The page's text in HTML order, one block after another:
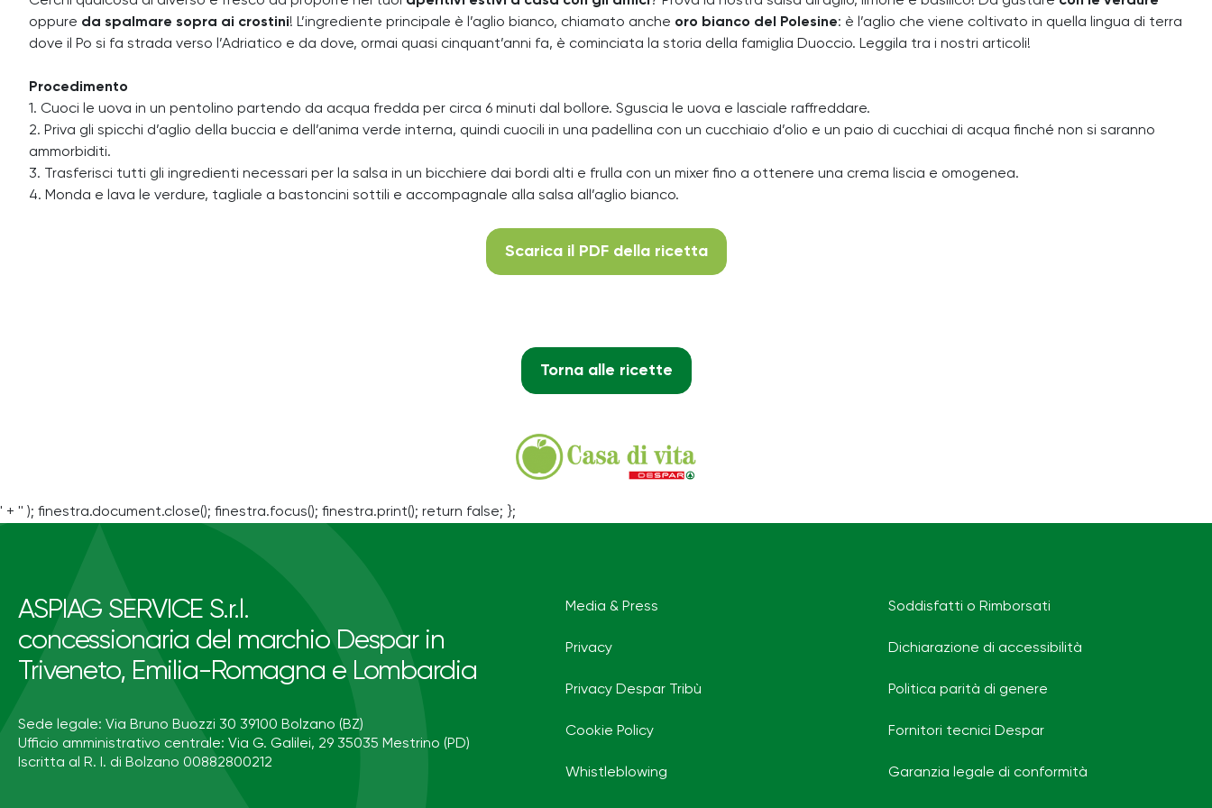
oppure da spalmare sopra ai crostini! L’ingrediente principale è l’aglio bianco, chiamato anche oro bianco del Polesine: è l’aglio che viene coltivato in quella lingua di terra
dove il Po si fa strada verso l’Adriatico e da dove, ormai quasi cinquant’anni fa, è cominciata la storia della famiglia Duoccio. Leggila tra i nostri articoli!
Procedimento
1. Cuoci le uova in un pentolino partendo da acqua fredda per circa 6 minuti dal bollore. Sguscia le uova e lasciale raffreddare.
2. Priva gli spicchi d’aglio della buccia e dell’anima verde interna, quindi cuocili in una padellina con un cucchiaio d’olio e un paio di cucchiai di acqua finché non si saranno
ammorbiditi.
3. Trasferisci tutti gli ingredienti necessari per la salsa in un bicchiere dai bordi alti e frulla con un mixer fino a ottenere una crema liscia e omogenea.
4. Monda e lava le verdure, tagliale a bastoncini sottili e accompagnale alla salsa all’aglio bianco.
Scarica il PDF della ricetta
Torna alle ricette
' + '' ); finestra.document.close(); finestra.focus(); finestra.print(); return false; };
ASPIAG SERVICE S.r.l.
concessionaria del marchio Despar in
Triveneto, Emilia-Romagna e Lombardia
Sede legale: Via Bruno Buozzi 30 39100 Bolzano (BZ)
Ufficio amministrativo centrale: Via G. Galilei, 29 35035 Mestrino (PD)
Iscritta al R. I. di Bolzano 00882800212
Media & Press
Privacy
Privacy Despar Tribù
Cookie Policy
Whistleblowing
Soddisfatti o Rimborsati
Dichiarazione di accessibilità
Politica parità di genere
Fornitori tecnici Despar
Garanzia legale di conformità